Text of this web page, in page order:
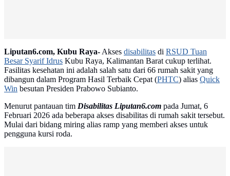
Liputan6.com, Kubu Raya-Akses disabilitas di RSUD Tuan
Besar Syarif Idrus Kubu Raya, Kalimantan Barat cukup terlihat.
Fasilitas kesehatan ini adalah salah satu dari 66 rumah sakit yang
dibangun dalam Program Hasil Terbaik Cepat (PHTC) alias Quick
Win besutan Presiden Prabowo Subianto.
Menurut pantauan tim Disabilitas Liputan6.com pada Jumat, 6
Februari 2026 ada beberapa akses disabilitas di rumah sakit tersebut.
Mulai dari bidang miring alias ramp yang memberi akses untuk
pengguna kursi roda.